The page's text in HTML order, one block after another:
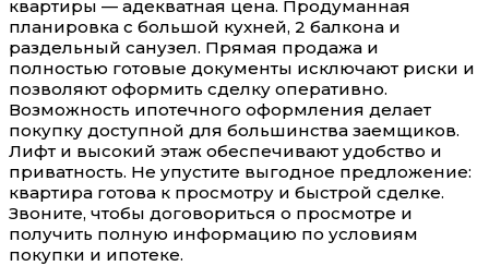
квартиры — адекватная цена. Продуманная
планировка с большой кухней, 2 балкона и
раздельный санузел. Прямая продажа и
полностью готовые документы исключают риски и
позволяют оформить сделку оперативно.
Возможность ипотечного оформления делает
покупку доступной для большинства заемщиков.
Лифт и высокий этаж обеспечивают удобство и
приватность. Не упустите выгодное предложение:
квартира готова к просмотру и быстрой сделке.
Звоните, чтобы договориться о просмотре и
получить полную информацию по условиям
покупки и ипотеке.